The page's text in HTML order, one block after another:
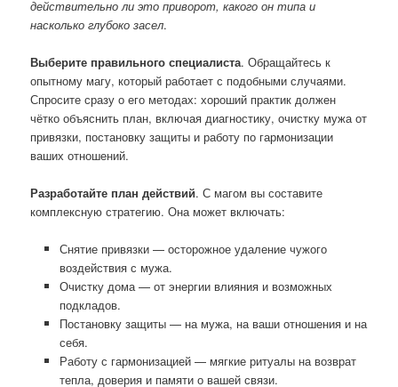
действительно ли это приворот, какого он типа и
насколько глубоко засел.
Выберите правильного специалиста. Обращайтесь к
опытному магу, который работает с подобными случаями.
Спросите сразу о его методах: хороший практик должен
чётко объяснить план, включая диагностику, очистку мужа от
привязки, постановку защиты и работу по гармонизации
ваших отношений.
Разработайте план действий. С магом вы составите
комплексную стратегию. Она может включать:
Снятие привязки — осторожное удаление чужого
воздействия с мужа.
Очистку дома — от энергии влияния и возможных
подкладов.
Постановку защиты — на мужа, на ваши отношения и на
себя.
Работу с гармонизацией — мягкие ритуалы на возврат
тепла, доверия и памяти о вашей связи.